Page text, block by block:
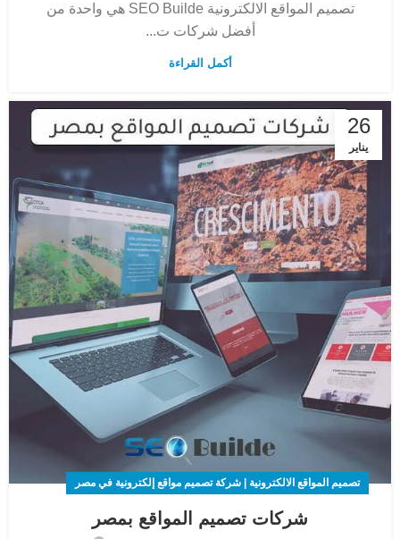
تصميم المواقع الالكترونية SEO Builde هي واحدة من
أفضل شركات ت...
أكمل القراءة
26
يناير
تصميم المواقع الالكترونية | شركة تصميم مواقع إلكترونية في مصر
شركات تصميم المواقع بمصر